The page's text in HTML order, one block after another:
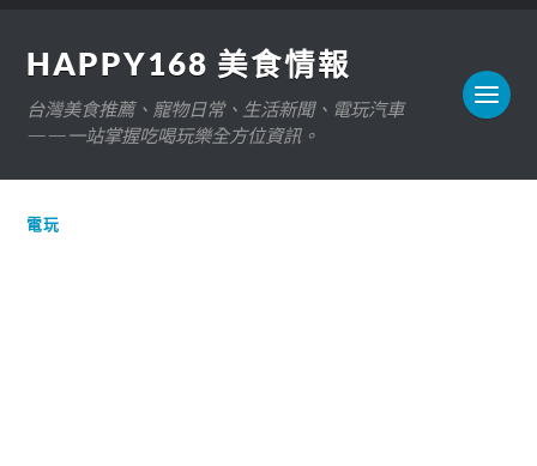
HAPPY168 美食情報
台灣美食推薦、寵物日常、生活新聞、電玩汽車
——一站掌握吃喝玩樂全方位資訊。
電玩